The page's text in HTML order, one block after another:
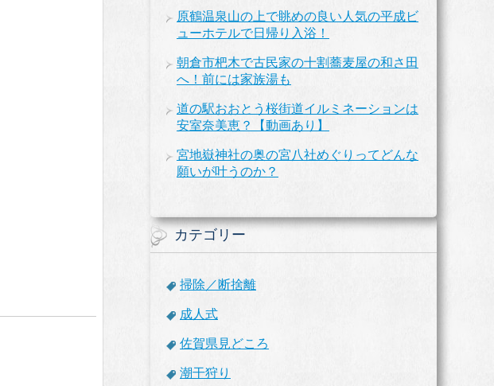
原鶴温泉山の上で眺めの良い人気の平成ビ
ューホテルで日帰り入浴！
朝倉市杷木で古民家の十割蕎麦屋の和さ田
へ！前には家族湯も
道の駅おおとう桜街道イルミネーションは
安室奈美恵？【動画あり】
宮地嶽神社の奥の宮八社めぐりってどんな
願いが叶うのか？
カテゴリー
掃除／断捨離
成人式
佐賀県見どころ
潮干狩り